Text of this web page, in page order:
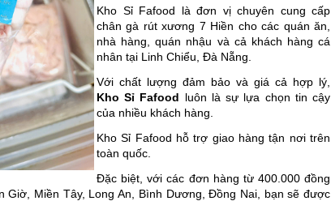
Kho Sỉ Fafood là đơn vị chuyên cung cấp
chân gà rút xương 7 Hiền cho các quán ăn,
nhà hàng, quán nhậu và cả khách hàng cá
nhân tại Linh Chiểu, Đà Nẵng.
Với chất lượng đảm bảo và giá cả hợp lý,
Kho Sỉ Fafood luôn là sự lựa chọn tin cậy
của nhiều khách hàng.
Kho Sỉ Fafood hỗ trợ giao hàng tận nơi trên
toàn quốc.
Đặc biệt, với các đơn hàng từ 400.000 đồng
Giờ, Miền Tây, Long An, Bình Dương, Đồng Nai, bạn sẽ được